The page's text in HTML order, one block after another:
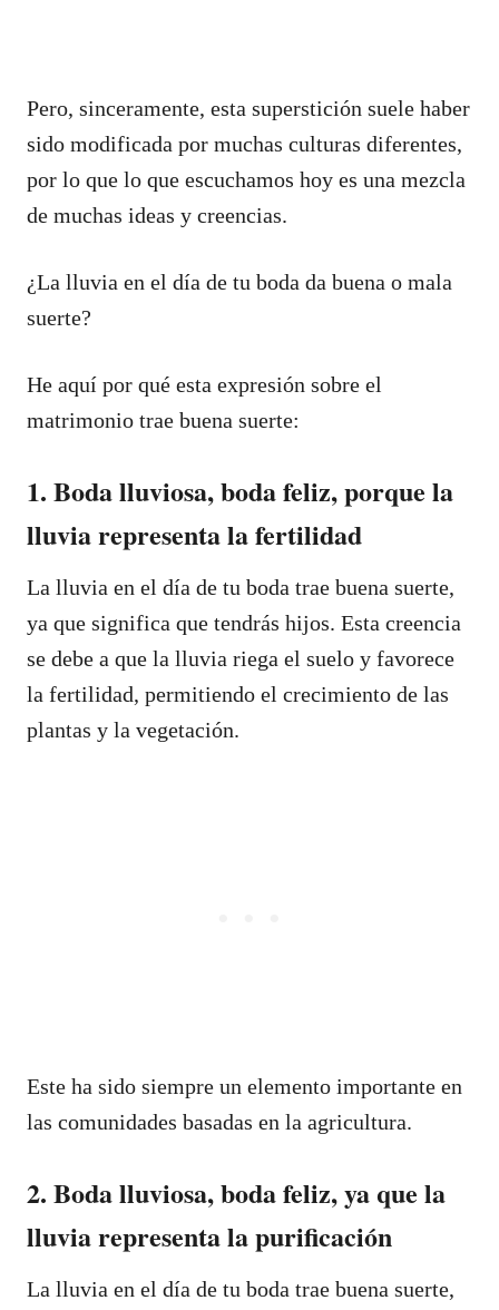
Pero, sinceramente, esta superstición suele haber
sido modificada por muchas culturas diferentes,
por lo que lo que escuchamos hoy es una mezcla
de muchas ideas y creencias.
¿La lluvia en el día de tu boda da buena o mala
suerte?
He aquí por qué esta expresión sobre el
matrimonio trae buena suerte:
1. Boda lluviosa, boda feliz, porque la
lluvia representa la fertilidad
La lluvia en el día de tu boda trae buena suerte,
ya que significa que tendrás hijos. Esta creencia
se debe a que la lluvia riega el suelo y favorece
la fertilidad, permitiendo el crecimiento de las
plantas y la vegetación.
Este ha sido siempre un elemento importante en
las comunidades basadas en la agricultura.
2. Boda lluviosa, boda feliz, ya que la
lluvia representa la purificación
La lluvia en el día de tu boda trae buena suerte,